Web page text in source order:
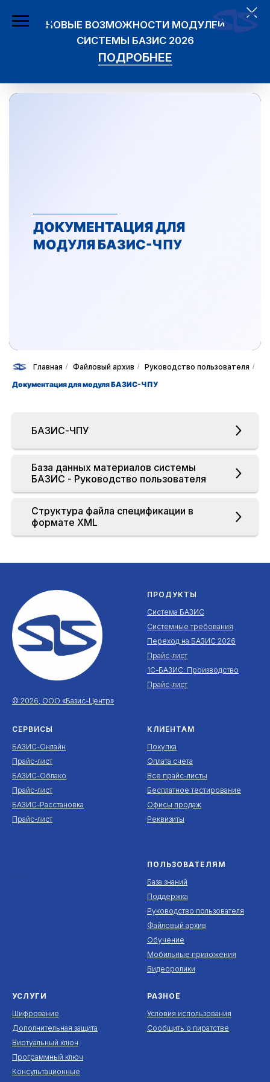
СИСТЕМЫ БАЗИС 2026
ПОДРОБНЕЕ
ДОКУМЕНТАЦИЯ ДЛЯ
МОДУЛЯ БАЗИС-ЧПУ
Главная / Файловый архив / Руководство пользователя /
Документация для модуля БАЗИС-ЧПУ
БАЗИС-ЧПУ
База данных материалов системы
БАЗИС - Руководство пользователя
Структура файла спецификации в
формате XML
© 2026, ООО «Базис-Центр»
ПРОДУКТЫ
Система БАЗИС
Системные требования
Переход на БАЗИС 2026
Прайс-лист
1С-БАЗИС: Производство
Прайс-лист
СЕРВИСЫ
БАЗИС-Онлайн
Прайс-лист
БАЗИС-Облако
Прайс-лист
БАЗИС-Расстановка
Прайс-лист
КЛИЕНТАМ
Покупка
Оплата счета
Все прайс-листы
Бесплатное тестирование
Офисы продаж
Реквизиты
ПОЛЬЗОВАТЕЛЯМ
База знаний
Поддержка
Руководство пользователя
Файловый архив
Обучение
Мобильные приложения
Видеоролики
УСЛУГИ
Шифрование
Дополнительная защита
Виртуальный ключ
Программный ключ
Консультационные
РАЗНОЕ
Условия использования
Сообщить о пиратстве